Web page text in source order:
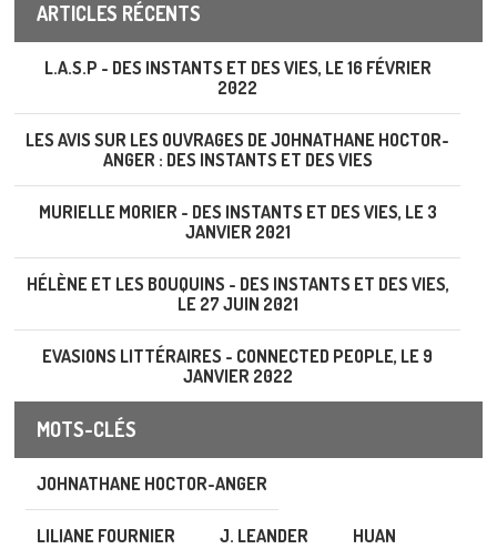
ARTICLES RÉCENTS
L.A.S.P - DES INSTANTS ET DES VIES, LE 16 FÉVRIER
2022
LES AVIS SUR LES OUVRAGES DE JOHNATHANE HOCTOR-
ANGER : DES INSTANTS ET DES VIES
MURIELLE MORIER - DES INSTANTS ET DES VIES, LE 3
JANVIER 2021
HÉLÈNE ET LES BOUQUINS - DES INSTANTS ET DES VIES,
LE 27 JUIN 2021
EVASIONS LITTÉRAIRES - CONNECTED PEOPLE, LE 9
JANVIER 2022
MOTS-CLÉS
JOHNATHANE HOCTOR-ANGER
LILIANE FOURNIER J. LEANDER HUAN